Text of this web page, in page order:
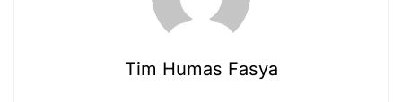
Tim Humas Fasya